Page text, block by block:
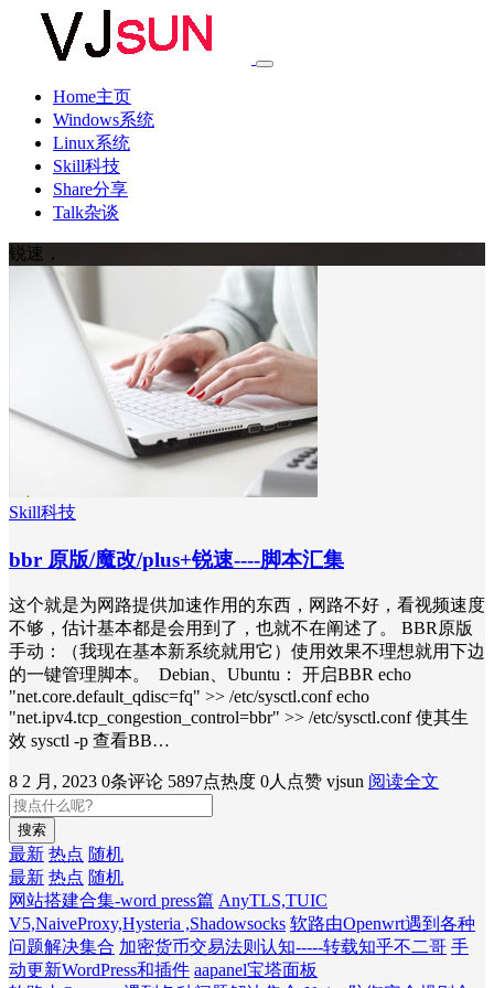
Home主页
Windows系统
Linux系统
Skill科技
Share分享
Talk杂谈
锐速，
Skill科技
bbr 原版/魔改/plus+锐速----脚本汇集
这个就是为网路提供加速作用的东西，网路不好，看视频速度
不够，估计基本都是会用到了，也就不在阐述了。 BBR原版
手动：（我现在基本新系统就用它）使用效果不理想就用下边
的一键管理脚本。 Debian、Ubuntu： 开启BBR echo
"net.core.default_qdisc=fq" >> /etc/sysctl.conf echo
"net.ipv4.tcp_congestion_control=bbr" >> /etc/sysctl.conf 使其生
效 sysctl -p 查看BB…
8 2 月, 2023 0条评论 5897点热度 0人点赞 vjsun 阅读全文
搜索
最新 热点 随机
最新 热点 随机
网站搭建合集-word press篇 AnyTLS,TUIC
V5,NaiveProxy,Hysteria ,Shadowsocks 软路由Openwrt遇到各种
问题解决集合 加密货币交易法则认知-----转载知乎不二哥 手
动更新WordPress和插件 aapanel宝塔面板